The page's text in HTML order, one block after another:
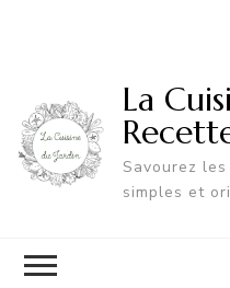
La
Savourez
simples et